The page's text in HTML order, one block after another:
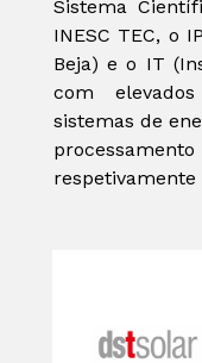
Sistema
INESC TEC, o
Beja) e o IT
com
sistemas de
respetivamente